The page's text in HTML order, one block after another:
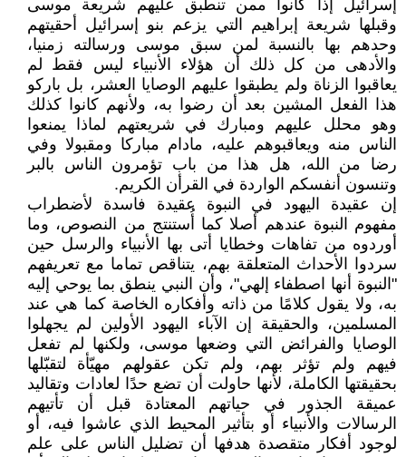
إسرائيل إذا كانوا ممن تنطبق عليهم شريعة موسى
وقبلها شريعة إبراهيم التي يزعم بنو إسرائيل أحقيتهم
وحدهم بها بالنسبة لمن سبق موسى ورسالته زمنيا،
والأدهى من كل ذلك أن هؤلاء الأنبياء ليس فقط لم
يعاقبوا الزناة ولم يطبقوا عليهم الوصايا العشر، بل باركو
هذا الفعل المشين بعد أن رضوا به، ولأنهم كانوا كذلك
وهو محلل عليهم ومبارك في شريعتهم لماذا يمنعوا
الناس منه ويعاقبوهم عليه، مادام مباركا ومقبولا وفي
رضا من الله، هل هذا من باب تؤمرون الناس بالبر
وتنسون أنفسكم الواردة في القرأن الكريم.
إن عقيدة اليهود في النبوة عقيدة فاسدة لأضطراب
مفهوم النبوة عندهم أصلا كما أُستنتج من النصوص، وما
أوردوه من تفاهات وخطايا أتى بها الأنبياء والرسل حين
سردوا الأحداث المتعلقة بهم، يتناقص تماما مع تعريفهم
"النبوة أنها اصطفاء إلهي"، وأن النبي ينطق بما يوحي إليه
به، ولا يقول كلامًا من ذاته وأفكاره الخاصة كما هي عند
المسلمين، والحقيقة إن الآباء اليهود الأولين لم يجهلوا
الوصايا والفرائض التي وضعها موسى، ولكنها لم تفعل
فيهم ولم تؤثر بهم، ولم تكن عقولهم مهيّأة لتقبّلها
بحقيقتها الكاملة، لأنها حاولت أن تضع حدًا لعادات وتقاليد
عميقة الجذور في حياتهم المعتادة قبل أن تأتيهم
الرسالات والأنبياء أو بتأثير المحيط الذي عاشوا فيه، أو
لوجود أفكار متقصدة هدفها أن تضليل الناس على علم